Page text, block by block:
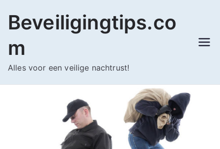
naar
inhoud
Beveiligingtips.co
m
Alles voor een veilige nachtrust!